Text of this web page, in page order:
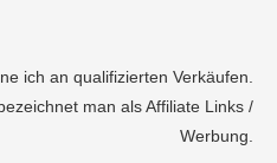
ich an qualifizierten Verkäufen.
man als Affiliate Links /
Werbung.